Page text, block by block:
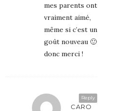
mes parents ont
vraiment aimé,
même si c’est un
goût nouveau 🙂
donc merci !
Reply
CARO